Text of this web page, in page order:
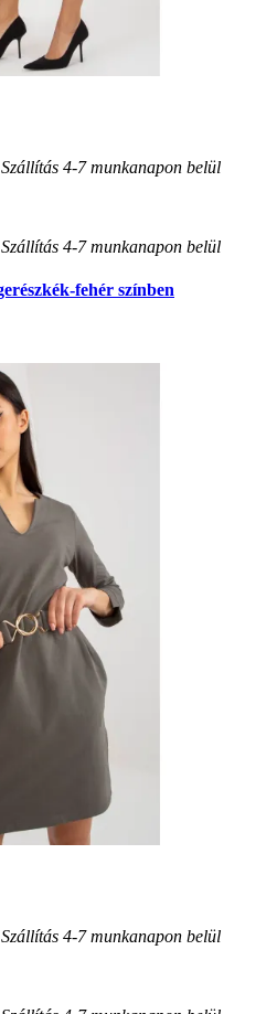
Szállítás 4-7 munkanapon belül
Szállítás 4-7 munkanapon belül
fehér színben
Szállítás 4-7 munkanapon belül